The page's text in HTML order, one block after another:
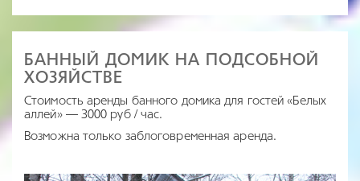
БАННЫЙ ДОМИК НА ПОДСОБНОЙ
ХОЗЯЙСТВЕ
Стоимость аренды банного домика для гостей «Белых
аллей» — 3000 руб / час.
Возможна только заблоговременная аренда.